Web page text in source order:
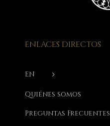
ENLACES DIRECTOS
EN
Quiénes somos
Preguntas Frecuentes